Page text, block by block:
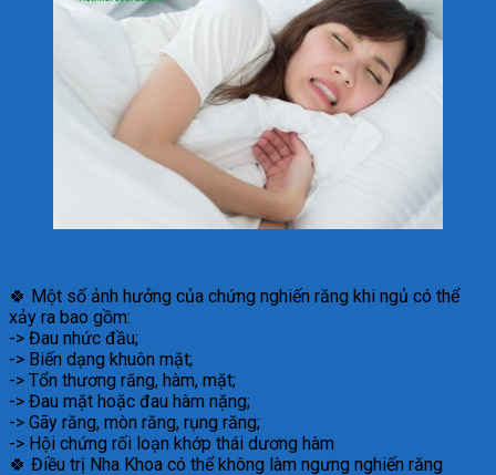
🍀 Một số ảnh hưởng của chứng nghiến răng khi ngủ có thể
xảy ra bao gồm:
-> Đau nhức đầu;
-> Biến dạng khuôn mặt;
-> Tổn thương răng, hàm, mặt;
-> Đau mặt hoặc đau hàm nặng;
-> Gãy răng, mòn răng, rụng răng;
-> Hội chứng rối loạn khớp thái dương hàm
🍀 Điều trị Nha Khoa có thể không làm ngưng nghiến răng